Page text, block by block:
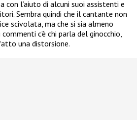
con l’aiuto di alcuni suoi assistenti e
Sembra quindi che il cantante non
scivolata, ma che si sia almeno
c’è chi parla del ginocchio,
una distorsione.